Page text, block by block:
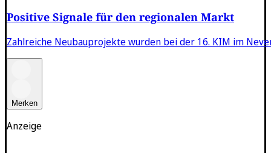
Anzeige
Positive Signale für den regionalen Markt
Zahlreiche Neubauprojekte wurden bei der 16. KIM im
Merken